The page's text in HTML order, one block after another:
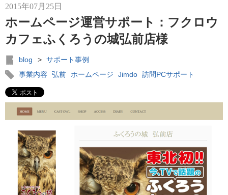
2015年07月25日
ホームページ運営サポート：フクロウ
カフェふくろうの城弘前店様
blog > サポート事例
事業内容
弘前 ホームページ Jimdo 訪問PCサポート